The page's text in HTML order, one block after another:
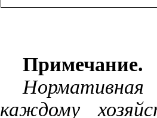
Примечание.
каждому